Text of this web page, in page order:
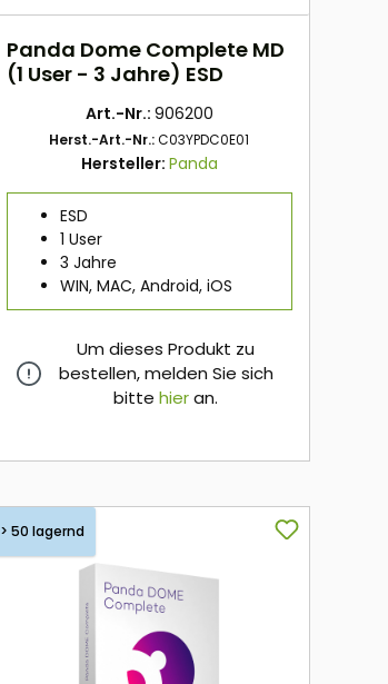
Panda Dome Complete MD
(1 User - 3 Jahre) ESD
Art.-Nr.: 906200
Herst.-Art.-Nr.:C03YPDC0E01
Hersteller: Panda
ESD
1 User
3 Jahre
WIN, MAC, Android, iOS
Um dieses Produkt zu
bestellen, melden Sie sich
bittehieran.
> 50 lagernd